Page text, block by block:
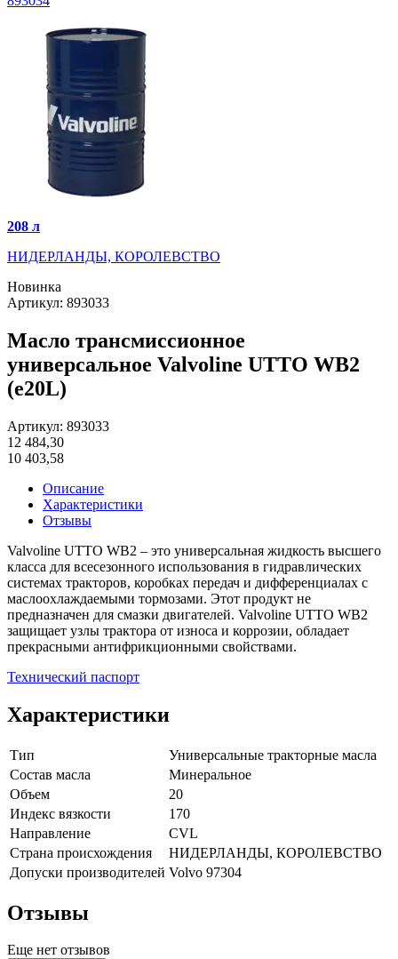
208 л
НИДЕРЛАНДЫ, КОРОЛЕВСТВО
Новинка
Артикул: 893033
Масло трансмиссионное
универсальное Valvoline UTTO WB2
(e20L)
Артикул: 893033
12 484,30
10 403,58
Описание
Характеристики
Отзывы
Valvoline UTTO WB2 – это универсальная жидкость высшего
класса для всесезонного использования в гидравлических
системах тракторов, коробках передач и дифференциалах с
маслоохлаждаемыми тормозами. Этот продукт не
предназначен для смазки двигателей. Valvoline UTTO WB2
защищает узлы трактора от износа и коррозии, обладает
прекрасными антифрикционными свойствами.
Технический паспорт
Характеристики
Тип
Универсальные тракторные масла
Состав масла
Минеральное
Объем
20
Индекс вязкости
170
Направление
CVL
Страна происхождения
НИДЕРЛАНДЫ, КОРОЛЕВСТВО
Допуски производителей Volvo 97304
Отзывы
Еще нет отзывов